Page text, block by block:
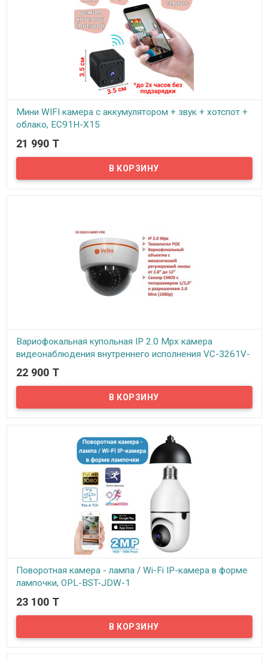
Мини WIFI камера с аккумулятором + звук + хотспот +
облако, EC91H-X15
В наличии
Поскольку камеры приобретают все большую популярность у
каждого из нас, беспроводные Wi-Fi камеры постоянно
обновляются и совершенствуются.
21 990 T
Вариофокальная купольная IP 2.0 Mpx камера
видеонаблюдения внутреннего исполнения VC-3261V-
M007-POE
Предлагаем купольные вариофокальные IP 2.0 Mpx камеры
22 900 T
Поворотная камера - лампа / Wi-Fi IP-камера в форме
лампочки, OPL-BST-JDW-1
В наличии
Предлагаем новинку! Камера в виде лампы, которую легко и
просто установить в стандартный цоколь Е27 вместо обычной
лампочки. Питание осуществляется от сети 220V, не требует
23 100 T